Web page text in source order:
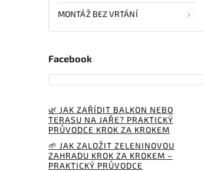
MONTÁŽ BEZ VRTÁNÍ
Facebook
🌿 JAK ZAŘÍDIT BALKON NEBO
TERASU NA JAŘE? PRAKTICKÝ
PRŮVODCE KROK ZA KROKEM
🌱 JAK ZALOŽIT ZELENINOVOU
ZAHRADU KROK ZA KROKEM –
PRAKTICKÝ PRŮVODCE